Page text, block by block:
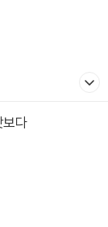
보다